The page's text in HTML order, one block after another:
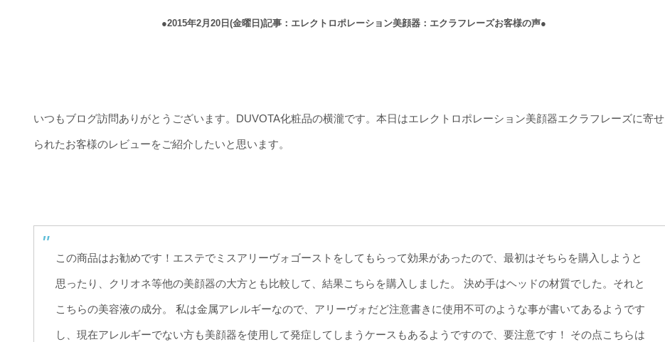
●2015年2月20日(金曜日)記事：エレクトロポレーション美顔器：エクラフレーズお客様の声●
いつもブログ訪問ありがとうございます。DUVOTA化粧品の横瀧です。本日はエレクトロポレーション美顔器エクラフレーズに寄せ
られたお客様のレビューをご紹介したいと思います。
この商品はお勧めです！エステでミスアリーヴォゴーストをしてもらって効果があったので、最初はそちらを購入しようと
思ったり、クリオネ等他の美顔器の大方とも比較して、結果こちらを購入しました。 決め手はヘッドの材質でした。それと
こちらの美容液の成分。 私は金属アレルギーなので、アリーヴォだど注意書きに使用不可のような事が書いてあるようです
し、現在アレルギーでない方も美顔器を使用して発症してしまうケースもあるようですので、要注意です！ その点こちらは